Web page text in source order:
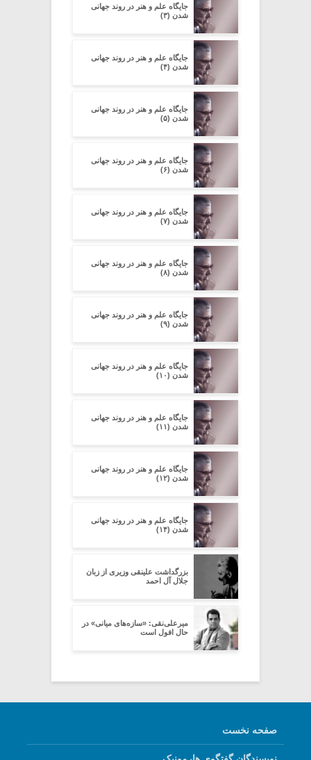
جایگاه علم و هنر در روند جهانی
شدن (۳)
جایگاه علم و هنر در روند جهانی
شدن (۴)
جایگاه علم و هنر در روند جهانی
شدن (۵)
جایگاه علم و هنر در روند جهانی
شدن (۶)
جایگاه علم و هنر در روند جهانی
شدن (۷)
جایگاه علم و هنر در روند جهانی
شدن (۸)
جایگاه علم و هنر در روند جهانی
شدن (۹)
جایگاه علم و هنر در روند جهانی
شدن (۱۰)
جایگاه علم و هنر در روند جهانی
شدن (۱۱)
جایگاه علم و هنر در روند جهانی
شدن (۱۲)
جایگاه علم و هنر در روند جهانی
شدن (۱۴)
بزرگداشت علینقی وزیری از زبان
جلال آل احمد
میرعلی‌نقی: «سازه‌های میانی» در
حال افول است
صفحه نخست